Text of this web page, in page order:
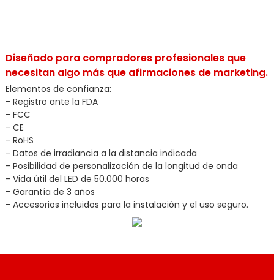
Diseñado para compradores profesionales que
necesitan algo más que afirmaciones de marketing.
Elementos de confianza:
- Registro ante la FDA
- FCC
- CE
- RoHS
- Datos de irradiancia a la distancia indicada
- Posibilidad de personalización de la longitud de onda
- Vida útil del LED de 50.000 horas
- Garantía de 3 años
- Accesorios incluidos para la instalación y el uso seguro.